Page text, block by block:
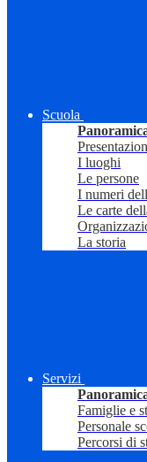
Scuola
I luoghi
Le persone
I numeri
Le carte
La storia
Servizi
Famiglie e
Personale
Percorsi di